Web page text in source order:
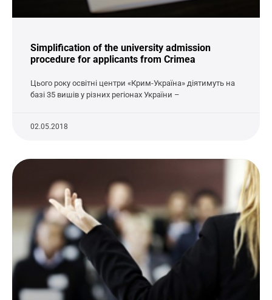
Simplification of the university admission
procedure for applicants from Crimea
Цього року освітні центри «Крим-Україна» діятимуть на
базі 35 вишів у різних регіонах України –
02.05.2018